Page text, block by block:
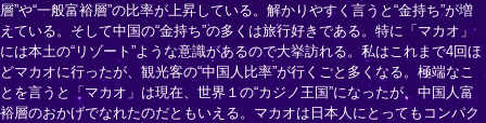
層”や“一般富裕層”の比率が上昇している。解かりやすく言うと“金持ち”が増
えている。そして中国の“金持ち”の多くは旅行好きである。特に「マカオ」
には本土の“リゾート”ような意識があるので大挙訪れる。私はこれまで4回ほ
どマカオに行ったが、観光客の“中国人比率”が行くごと多くなる。極端なこ
とを言うと「マカオ」は現在、世界１の“カジノ王国”になったが、中国人富
裕層のおかげでなれたのだともいえる。マカオは日本人にとってもコンパク